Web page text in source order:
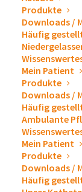
Produkte
Downloads /
Häufig
Mein Patient
Produkte
Downloads /
Häufig
Ambulante
Mein Patient
Produkte
Downloads /
Häufig
Überzeugung
Interessen
Grenzen“
helfen